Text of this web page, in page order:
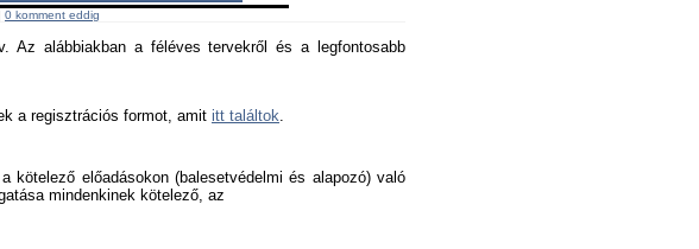
0 komment eddig
Az alábbiakban a féléves tervekről és a legfontosabb
a regisztrációs formot, amit itt találtok.
kötelező előadásokon (balesetvédelmi és alapozó) való
mindenkinek kötelező, az